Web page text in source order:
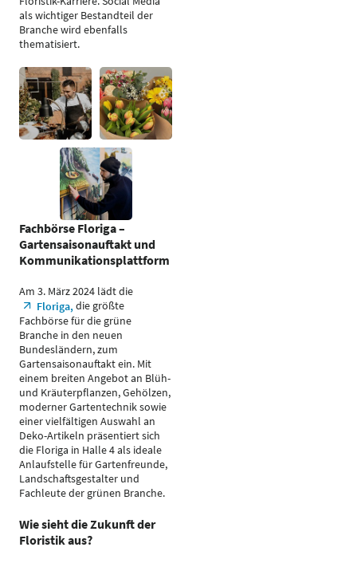
als wichtiger Bestandteil der
Branche wird ebenfalls
thematisiert.
Fachbörse Floriga –
Gartensaisonauftakt und
Kommunikationsplattform
Am 3. März 2024 lädt die
Floriga,die größte
Fachbörse für die grüne
Branche in den neuen
Bundesländern, zum
Gartensaisonauftakt ein. Mit
einem breiten Angebot an Blüh-
und Kräuterpflanzen, Gehölzen,
moderner Gartentechnik sowie
einer vielfältigen Auswahl an
Deko-Artikeln präsentiert sich
die Floriga in Halle 4 als ideale
Anlaufstelle für Gartenfreunde,
Landschaftsgestalter und
Fachleute der grünen Branche.
Wie sieht die Zukunft der
Floristik aus?